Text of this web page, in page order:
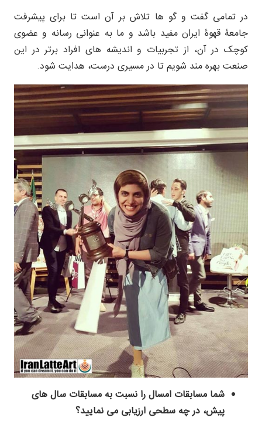
در تمامی گفت و گو ها تلاش بر آن است تا برای پیشرفت
جامعۀ قهوۀ ایران مفید باشد و ما به عنوانی رسانه و عضوی
کوچک در آن، از تجربیات و اندیشه های افراد برتر در این
صنعت بهره مند شویم تا در مسیری درست، هدایت شود.
شما مسابقات امسال را نسبت به مسابقات سال های
پیش، در چه سطحی ارزیابی می نمایید؟